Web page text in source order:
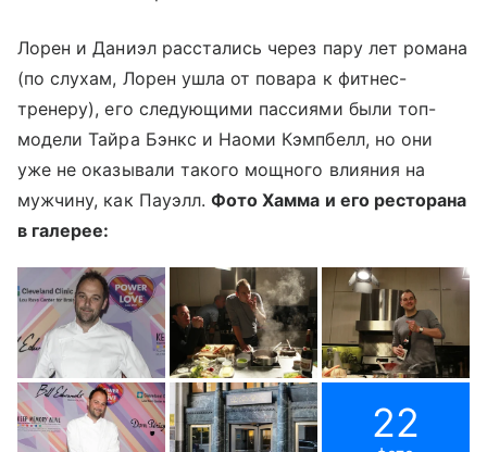
Лорен и Даниэл расстались через пару лет романа
(по слухам, Лорен ушла от повара к фитнес-
тренеру), его следующими пассиями были топ-
модели Тайра Бэнкс и Наоми Кэмпбелл, но они
уже не оказывали такого мощного влияния на
мужчину, как Пауэлл.Фото Хамма и его ресторана
в галерее:
22